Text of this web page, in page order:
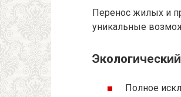
Перенос жилых и
уникальные
Полное